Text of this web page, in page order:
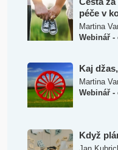
péče v
Martina
Webinář -
Kaj
Martina
Webinář -
Když
Jan